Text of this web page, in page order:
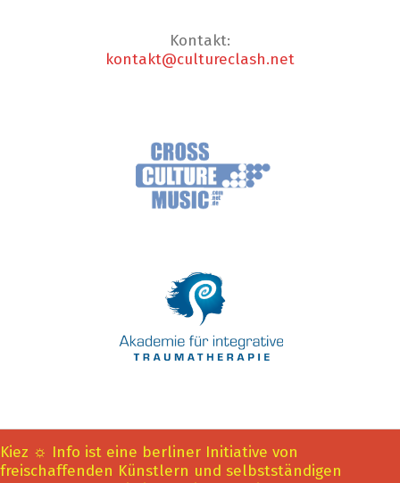
Kontakt:
kontakt@cultureclash.net
Kiez ☼ Info ist eine berliner Initiative von
freischaffenden Künstlern und selbstständigen